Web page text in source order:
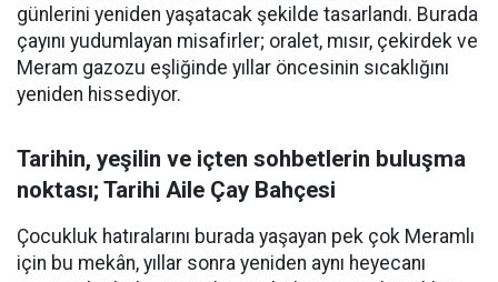
günlerini yeniden yaşatacak şekilde tasarlandı. Burada
çayını yudumlayan misafirler; oralet, mısır, çekirdek ve
Meram gazozu eşliğinde yıllar öncesinin sıcaklığını
yeniden hissediyor.
Tarihin, yeşilin ve içten sohbetlerin buluşma
noktası; Tarihi Aile Çay Bahçesi
Çocukluk hatıralarını burada yaşayan pek çok Meramlı
için bu mekân, yıllar sonra yeniden aynı heyecanı